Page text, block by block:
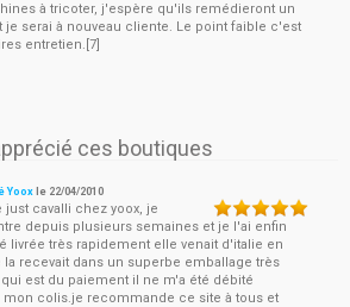
à tricoter, j'espère qu'ils remédieront un
je serai à nouveau cliente. Le point faible c'est
entretien.[7]
ces boutiques
Yoox le 22/04/2010
cavalli chez yoox, je
depuis plusieurs semaines et je l'ai enfin
livrée très rapidement elle venait d'italie en
recevait dans un superbe emballage très
est du paiement il ne m'a été débité
colis.je recommande ce site à tous et